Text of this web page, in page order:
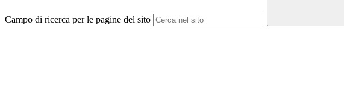
Campo di ricerca per le pagine del sito